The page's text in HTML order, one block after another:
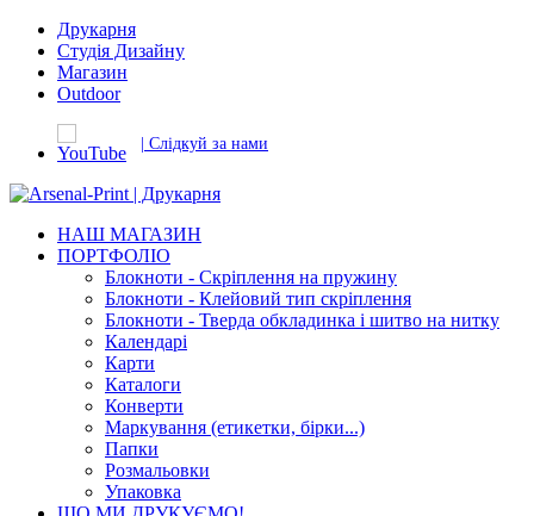
Друкарня
Студія Дизайну
Магазин
Outdoor
| Слідкуй за нами
НАШ МАГАЗИН
ПОРТФОЛІО
Блокноти - Скріплення на пружину
Блокноти - Клейовий тип скріплення
Блокноти - Тверда обкладинка і шитво на нитку
Календарі
Карти
Каталоги
Конверти
Маркування (етикетки, бірки...)
Папки
Розмальовки
Упаковка